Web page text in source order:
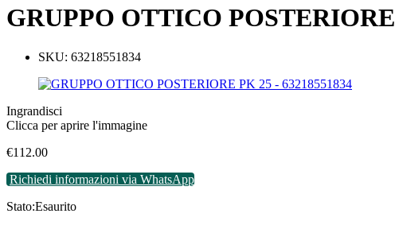
GRUPPO OTTICO POSTERIORE
SKU: 63218551834
Ingrandisci
Clicca per aprire l'immagine
€112.00
Richiedi informazioni via WhatsApp
Stato:Esaurito